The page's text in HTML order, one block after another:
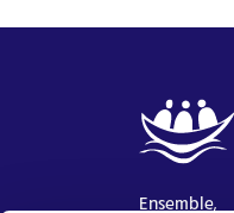
Ensemble,